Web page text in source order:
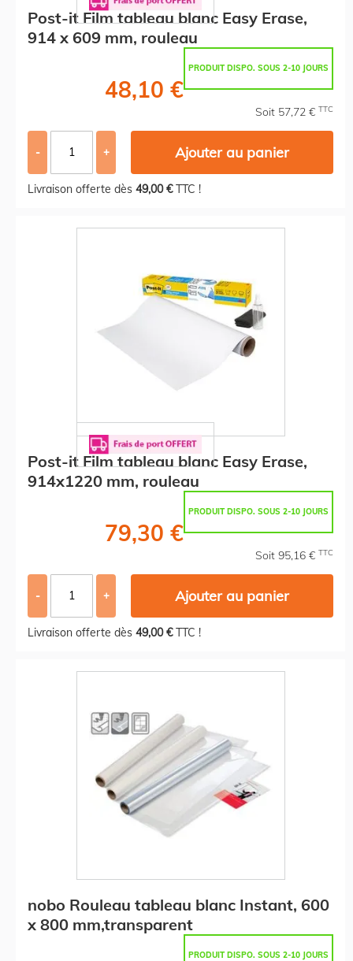
Post-it Film tableau blanc Easy Erase,
914 x 609 mm, rouleau
PRODUIT DISPO. SOUS 2-10 JOURS
48,10 €
Soit 57,72 € TTC
- + Ajouter au panier
Livraison offerte dès 49,00 €TTC !
Post-it Film tableau blanc Easy Erase,
914x1220 mm, rouleau
PRODUIT DISPO. SOUS 2-10 JOURS
79,30 €
Soit 95,16 € TTC
- + Ajouter au panier
Livraison offerte dès 49,00 €TTC !
nobo Rouleau tableau blanc Instant, 600
x 800 mm,transparent
PRODUIT DISPO. SOUS 2-10 JOURS